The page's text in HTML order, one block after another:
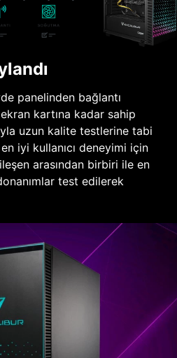
panelinden bağlantı
kartına kadar sahip
uzun kalite testlerine tabi
iyi kullanıcı deneyimi için
arasından birbiri ile en
test edilerek